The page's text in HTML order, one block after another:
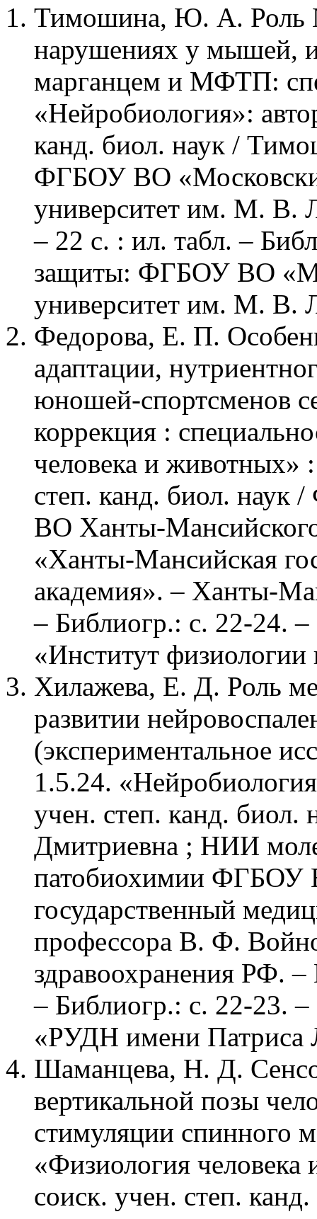
Тимошина, Ю. А. Роль
нарушениях у мышей,
марганцем и МФТП:
«Нейробиология»:
канд. биол. наук /
ФГБОУ ВО
университет им. М. В.
– 22 с. : ил. табл. –
защиты: ФГБОУ ВО
университет им. М. В.
Федорова, Е. П.
адаптации,
юношей-спортсменов
коррекция :
человека и животных»
степ. канд. биол. наук
ВО Ханты-
«Ханты-Мансийская
академия». – Ханты-
– Библиогр.: с. 22-24.
«Институт
Хилажева, Е. Д. Роль
развитии
(экспериментальное
1.5.24.
учен. степ. канд. биол.
Дмитриевна ; НИИ
патобиохимии ФГБОУ
государственный
профессора В. Ф.
здравоохранения РФ.
– Библиогр.: с. 22-
«РУДН имени Патриса
Шаманцева, Н. Д.
вертикальной позы
стимуляции спинного
«Физиология
соиск. учен. степ.